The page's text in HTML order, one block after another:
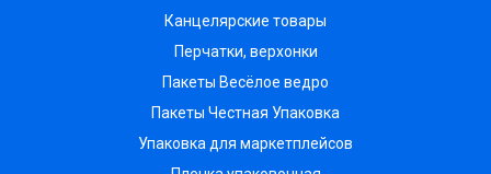
Канцелярские товары
Перчатки, верхонки
Пакеты Весёлое ведро
Пакеты Честная Упаковка
Упаковка для маркетплейсов